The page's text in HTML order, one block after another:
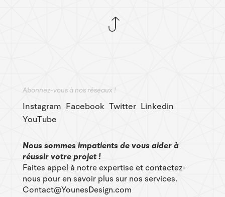
Abonnez-vous à nos réseaux !
Instagram Facebook Twitter Linkedin
YouTube
Nous sommes impatients de vous aider à
réussir votre projet !
Faites appel à notre expertise et contactez-
nous pour en savoir plus sur nos services.
Contact@YounesDesign.com